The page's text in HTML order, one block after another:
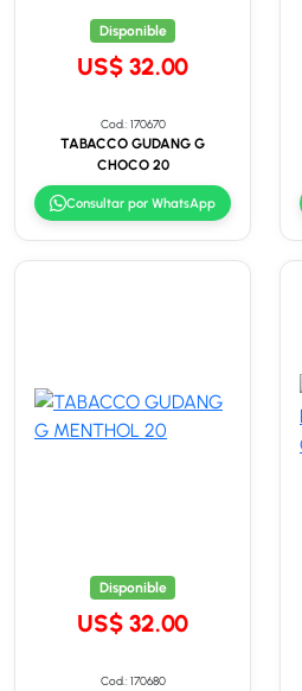
Disponible
US$ 32.00
Cod.: 170670
TABACCO GUDANG G
CHOCO 20
Consultar por WhatsApp
Disponible
US$ 32.00
Cod.: 170680